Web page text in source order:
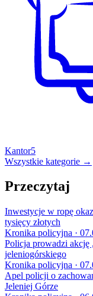
Kantor5
Wszystkie kategorie →
Przeczytaj
Inwestycje w ropę
tysięcy złotych
Kronika policyjna ·
Policja prowadzi akcję
jeleniogórskiego
Kronika policyjna ·
Apel policji o
Jeleniej Górze